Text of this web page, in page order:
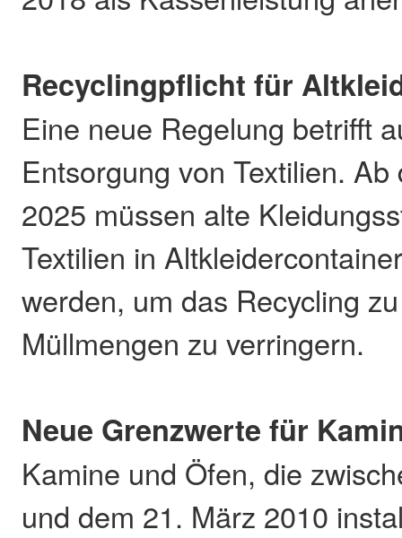
Recyclingpflicht für
Eine neue Regelung betrifft
Entsorgung von Textilien.
2025 müssen alte
Textilien in
werden, um das Recycling
Müllmengen zu verringern.
Neue Grenzwerte für
Kamine und Öfen, die
und dem 21. März 2010